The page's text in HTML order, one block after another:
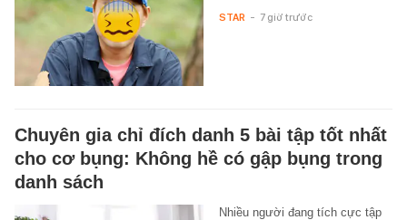
STAR - 7 giờ trước
Chuyên gia chỉ đích danh 5 bài tập tốt nhất
cho cơ bụng: Không hề có gập bụng trong
danh sách
Nhiều người đang tích cực tập